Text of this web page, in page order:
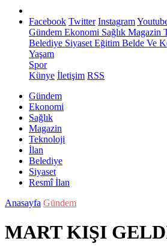
Facebook Twitter Instagram
Gündem Ekonomi Sağlık Magazin
Belediye Siyaset Eğitim Belde Ve
Yaşam
Spor
Künye İletişim RSS
Gündem
Ekonomi
Sağlık
Magazin
Teknoloji
İlan
Belediye
Siyaset
Resmî İlan
Anasayfa Gündem
MART KIŞI